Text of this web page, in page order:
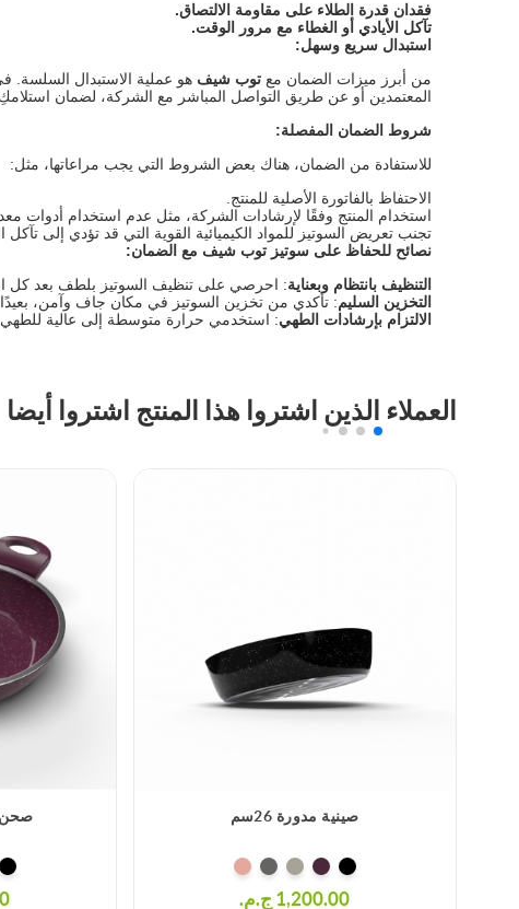
فقدان قدرة الطلاء على مقاومة الالتصاق.
تآكل الأيادي أو الغطاء مع مرور الوقت.
استبدال سريع وسهل:
من أبرز ميزات الضمان مع توب شيف هو عملية الاستبدال السلسة.
المعتمدين أو عن طريق التواصل المباشر مع الشركة، لضمان
شروط الضمان المفصلة:
للاستفادة من الضمان، هناك بعض الشروط التي يجب مراعاتها، مثل:
الاحتفاظ بالفاتورة الأصلية للمنتج.
استخدام المنتج وفقًا لإرشادات الشركة، مثل عدم استخدام أدوات
تجنب تعريض السوتيز للمواد الكيميائية القوية التي قد تؤدي إلى
نصائح للحفاظ على سوتيز توب شيف مع الضمان:
التنظيف بانتظام وبعناية: احرصي على تنظيف السوتيز بلطف بعد كل
التخزين السليم: تأكدي من تخزين السوتيز في مكان جاف وآمن،
الالتزام بإرشادات الطهي: استخدمي حرارة متوسطة إلى عالية للطهي
العملاء الذين اشتروا هذا المنتج اشتروا أيضا
صينية مدورة 26سم
1,200.00 ج.م.‏
صحن